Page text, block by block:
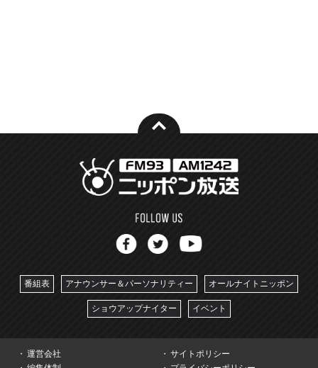
番組表 アナウンサー＆パーソナリティー オールナイトニッポン
ショウアップナイター イベント
運営会社
サイトポリシー